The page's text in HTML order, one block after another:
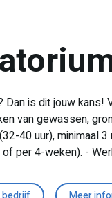
is dit jouw
van gewassen,
40 uur), minimaal
per 4-weken). -